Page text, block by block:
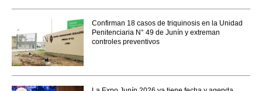
Confirman 18 casos de triquinosis en la Unidad
Penitenciaria N° 49 de Junín y extreman
controles preventivos